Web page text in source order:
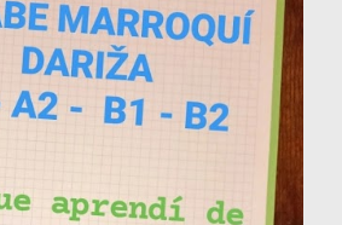
existe entre ella y Asilah. Esto invita
poder pasar también un día
de Asilah, sus calles, su zoco y su
a pie de playa. Se...